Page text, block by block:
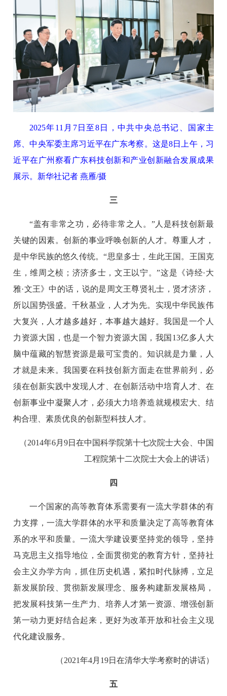
2025年11月7日至8日，中共中央总书记、国家主
席、中央军委主席习近平在广东考察。这是8日上午，习
近平在广州察看广东科技创新和产业创新融合发展成果
展示。新华社记者 燕雁/摄
三
“盖有非常之功，必待非常之人。”人是科技创新最
关键的因素。创新的事业呼唤创新的人才。尊重人才，
是中华民族的悠久传统。“思皇多士，生此王国。王国克
生，维周之桢；济济多士，文王以宁。”这是《诗经·大
雅·文王》中的话，说的是周文王尊贤礼士，贤才济济，
所以国势强盛。千秋基业，人才为先。实现中华民族伟
大复兴，人才越多越好，本事越大越好。我国是一个人
力资源大国，也是一个智力资源大国，我国13亿多人大
脑中蕴藏的智慧资源是最可宝贵的。知识就是力量，人
才就是未来。我国要在科技创新方面走在世界前列，必
须在创新实践中发现人才、在创新活动中培育人才、在
创新事业中凝聚人才，必须大力培养造就规模宏大、结
构合理、素质优良的创新型科技人才。
（2014年6月9日在中国科学院第十七次院士大会、中国
工程院第十二次院士大会上的讲话）
四
一个国家的高等教育体系需要有一流大学群体的有
力支撑，一流大学群体的水平和质量决定了高等教育体
系的水平和质量。一流大学建设要坚持党的领导，坚持
马克思主义指导地位，全面贯彻党的教育方针，坚持社
会主义办学方向，抓住历史机遇，紧扣时代脉搏，立足
新发展阶段、贯彻新发展理念、服务构建新发展格局，
把发展科技第一生产力、培养人才第一资源、增强创新
第一动力更好结合起来，更好为改革开放和社会主义现
代化建设服务。
（2021年4月19日在清华大学考察时的讲话）
五